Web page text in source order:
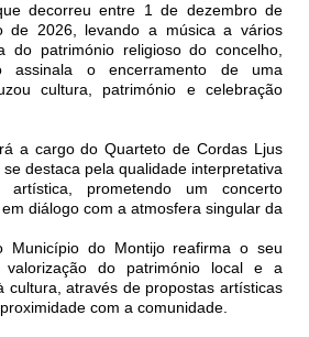
decorreu entre 1 de dezembro de
de 2026, levando a música a vários
do património religioso do concelho,
assinala o encerramento de uma
cultura, património e celebração
a cargo do Quarteto de Cordas Ljus
destaca pela qualidade interpretativa
artística, prometendo um concerto
diálogo com a atmosfera singular da
Município do Montijo reafirma o seu
valorização do património local e a
cultura, através de propostas artísticas
com a comunidade.